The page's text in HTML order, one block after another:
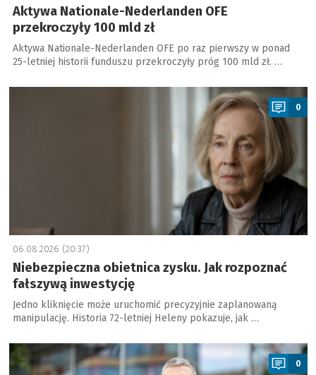
Aktywa Nationale-Nederlanden OFE
przekroczyły 100 mld zł
Aktywa Nationale-Nederlanden OFE po raz pierwszy w ponad
25-letniej historii funduszu przekroczyły próg 100 mld zł. …
a
0
06.08.2026 (20:37)
Niebezpieczna obietnica zysku. Jak rozpoznać
fałszywą inwestycję
Jedno kliknięcie może uruchomić precyzyjnie zaplanowaną
manipulację. Historia 72-letniej Heleny pokazuje, jak …
a
0